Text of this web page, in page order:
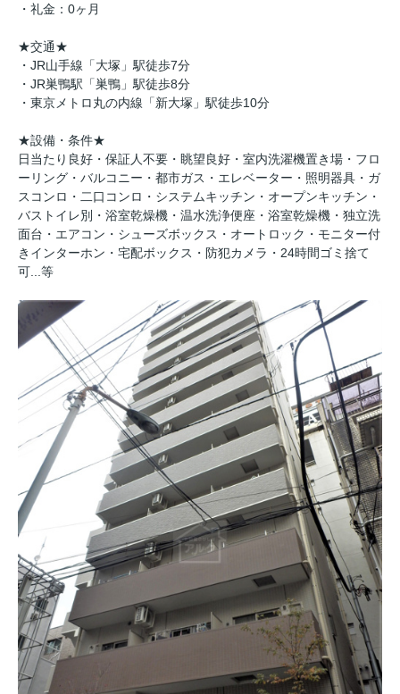
・礼金：0ヶ月
★交通★
・JR山手線「大塚」駅徒歩7分
・JR巣鴨駅「巣鴨」駅徒歩8分
・東京メトロ丸の内線「新大塚」駅徒歩10分
★設備・条件★
日当たり良好・保証人不要・眺望良好・室内洗濯機置き場・フロ
ーリング・バルコニー・都市ガス・エレベーター・照明器具・ガ
スコンロ・二口コンロ・システムキッチン・オープンキッチン・
バストイレ別・浴室乾燥機・温水洗浄便座・浴室乾燥機・独立洗
面台・エアコン・シューズボックス・オートロック・モニター付
きインターホン・宅配ボックス・防犯カメラ・24時間ゴミ捨て
可...等